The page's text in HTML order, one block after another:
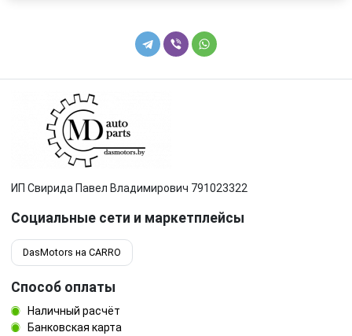
ИП Свирида Павел Владимирович 791023322
Социальные сети и маркетплейсы
DasMotors на CARRO
Способ оплаты
Наличный расчёт
Банковская карта